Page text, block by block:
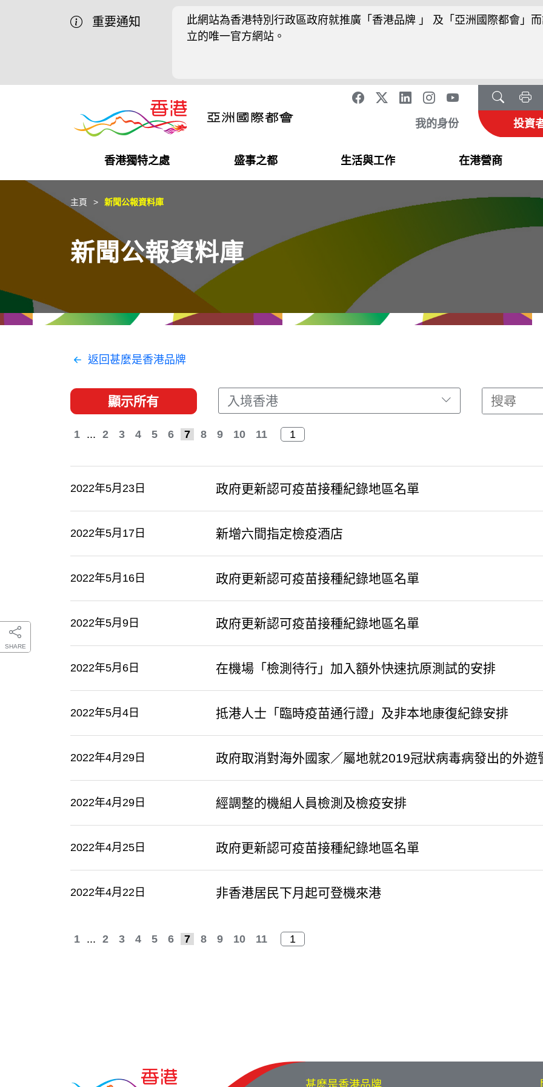
重要通知
此網站為香港特別行政區政府就推廣「香港品牌 」 及「亞洲國際都會」
立的唯一官方網站。
我的身份 投資
香港獨特之處
營商機會
獨特優勢
盛事之都
盛事之都
最新活動精選
生活與工作
在港工作
都會生活
在港營商
在港創業
初創企業
推廣香港@中國內地
推廣香港@中東
推廣香港@粵港澳大灣區
最新資訊
媒體資訊
SHARE
主頁 新聞公報資料庫
新聞公報資料庫
返回甚麼是香港品牌
顯示所有 入境香港
1 ... 2 3 4 5 6 7 8 9 10 11
2022年5月23日 政府更新認可疫苗接種紀錄地區名單
2022年5月17日 新增六間指定檢疫酒店
2022年5月16日 政府更新認可疫苗接種紀錄地區名單
2022年5月9日 政府更新認可疫苗接種紀錄地區名單
2022年5月6日 在機場「檢測待行」加入額外快速抗原測試的安排
2022年5月4日 抵港人士「臨時疫苗通行證」及非本地康復紀錄安排
2022年4月29日 政府取消對海外國家／屬地就2019冠狀病毒病發出的外遊
2022年4月29日 經調整的機組人員檢測及檢疫安排
2022年4月25日 政府更新認可疫苗接種紀錄地區名單
2022年4月22日 非香港居民下月起可登機來港
1 ... 2 3 4 5 6 7 8 9 10 11